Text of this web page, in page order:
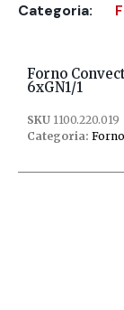
Categoria:
Forno
6xGN1/1
SKU 1100.220.019
Categoria: